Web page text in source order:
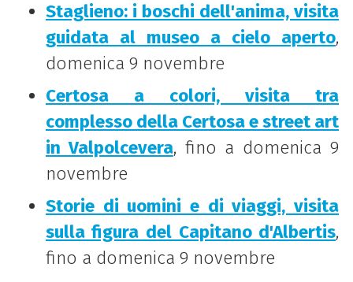
Staglieno: i boschi dell'anima, visita
guidata al museo a cielo aperto,
domenica 9 novembre
Certosa a colori, visita tra
complesso della Certosa e street art
in Valpolcevera, fino a domenica 9
novembre
Storie di uomini e di viaggi, visita
sulla figura del Capitano d'Albertis,
fino a domenica 9 novembre